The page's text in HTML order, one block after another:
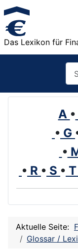
Das Lexikon für
A •
• G
•
• R • S • T
Aktuelle Seite:
Glossar /